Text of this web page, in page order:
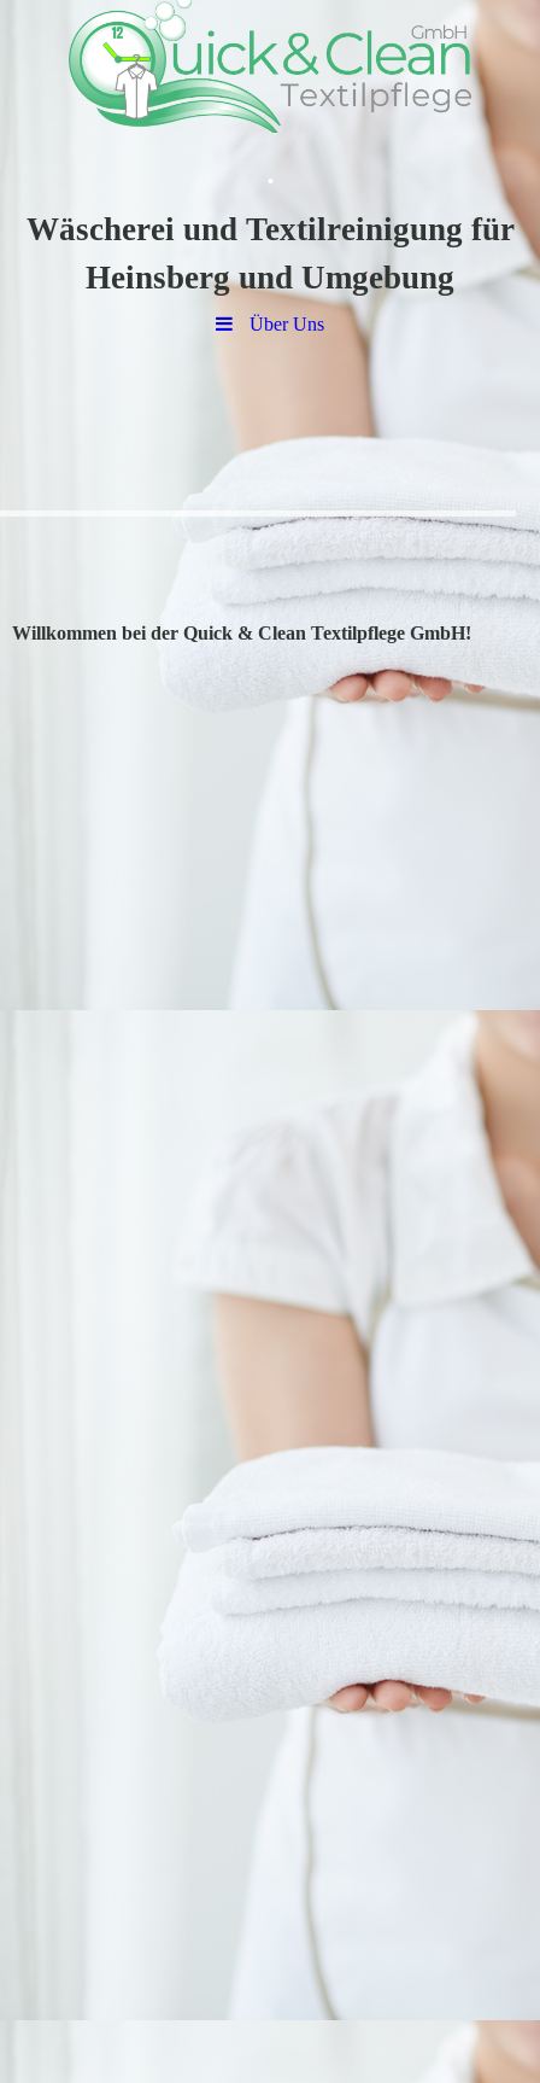
.
Wäscherei und Textilreinigung für
Heinsberg und Umgebung
Über Uns
Willkommen bei der Quick & Clean Textilpflege GmbH!